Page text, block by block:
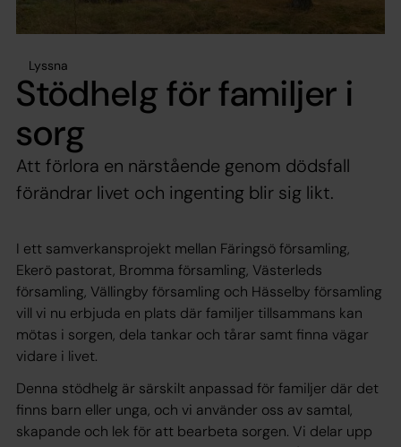
Lyssna
Stödhelg för familjer i
sorg
Att förlora en närstående genom dödsfall
förändrar livet och ingenting blir sig likt.
I ett samverkansprojekt mellan Färingsö församling,
Ekerö pastorat, Bromma församling, Västerleds
församling, Vällingby församling och Hässelby församling
vill vi nu erbjuda en plats där familjer tillsammans kan
mötas i sorgen, dela tankar och tårar samt finna vägar
vidare i livet.
Denna stödhelg är särskilt anpassad för familjer där det
finns barn eller unga, och vi använder oss av samtal,
skapande och lek för att bearbeta sorgen. Vi delar upp